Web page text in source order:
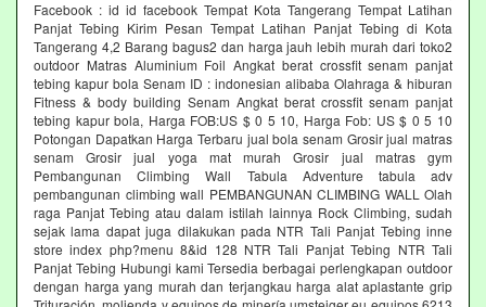
Facebook : id id facebook Tempat Kota Tangerang Tempat Latihan
Panjat Tebing Kirim Pesan Tempat Latihan Panjat Tebing di Kota
Tangerang 4,2 Barang bagus2 dan harga jauh lebih murah dari toko2
outdoor Matras Aluminium Foil Angkat berat crossfit senam panjat
tebing kapur bola Senam ID : indonesian alibaba Olahraga & hiburan
Fitness & body building Senam Angkat berat crossfit senam panjat
tebing kapur bola, Harga FOB:US $ 0 5 10, Harga Fob: US $ 0 5 10
Potongan Dapatkan Harga Terbaru jual bola senam Grosir jual matras
senam Grosir jual yoga mat murah Grosir jual matras gym
Pembangunan Climbing Wall Tabula Adventure tabula adv
pembangunan climbing wall PEMBANGUNAN CLIMBING WALL Olah
raga Panjat Tebing atau dalam istilah lainnya Rock Climbing, sudah
sejak lama dapat juga dilakukan pada NTR Tali Panjat Tebing inne
store index php?menu 8&id 128 NTR Tali Panjat Tebing NTR Tali
Panjat Tebing Hubungi kami Tersedia berbagai perlengkapan outdoor
dengan harga yang murah dan terjangkau harga alat aplastante grip